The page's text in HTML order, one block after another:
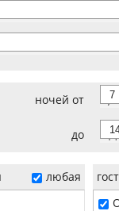
ночей от 7
до 14
любая